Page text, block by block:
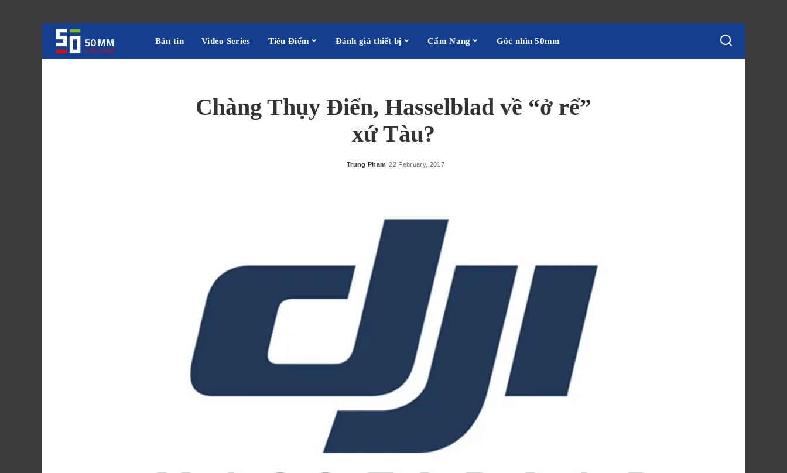
Bản tin Video Series Tiêu Điểm Đánh giá thiết bị Cẩm Nang Góc nhìn 50mm
Chàng Thụy Điển, Hasselblad về “ở rể”
xứ Tàu?
Posted
Trung Pham 22 February, 2017